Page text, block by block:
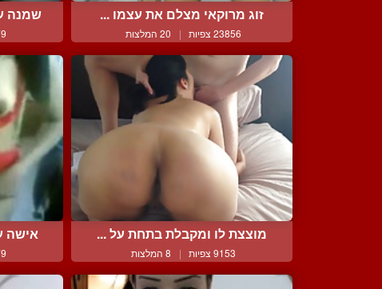
זוג מרוקאי מצלם את עצמו ...
23856 צפיות | 20 המלצות
שמנה
מוצצת לו ומקבלת בתחת על ...
9153 צפיות | 8 המלצות
אישה